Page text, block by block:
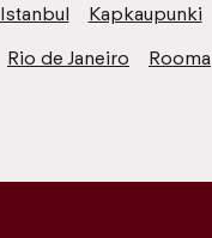
Istanbul
Kapkaupunki
Rio de Janeiro
Rooma